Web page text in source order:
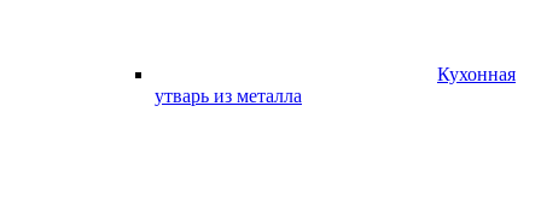
Кухонная
утварь из металла